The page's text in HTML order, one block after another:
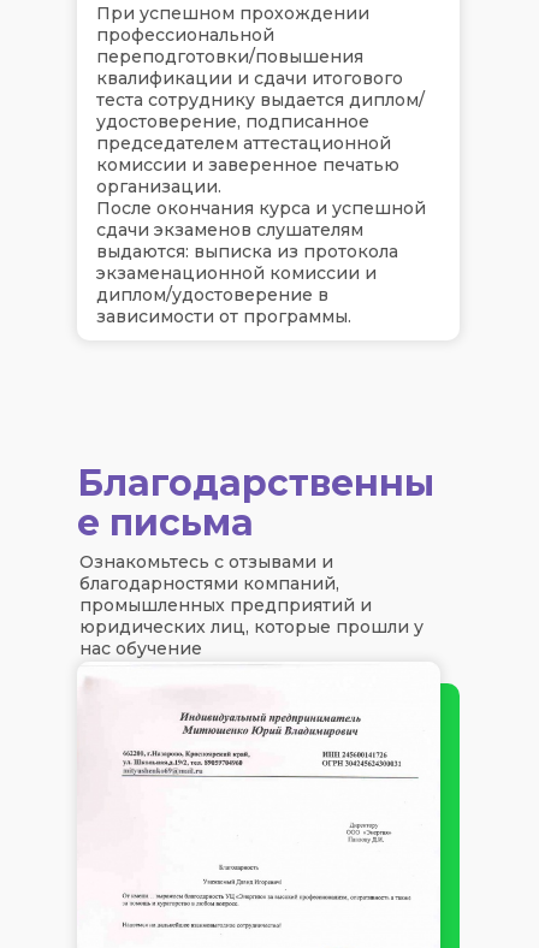
При успешном прохождении
профессиональной
переподготовки/повышения
квалификации и сдачи итогового
теста сотруднику выдается диплом/
удостоверение, подписанное
председателем аттестационной
комиссии и заверенное печатью
организации.
После окончания курса и успешной
сдачи экзаменов слушателям
выдаются: выписка из протокола
экзаменационной комиссии и
диплом/удостоверение в
зависимости от программы.
Благодарственны
е письма
Ознакомьтесь с отзывами и
благодарностями компаний,
промышленных предприятий и
юридических лиц, которые прошли у
нас обучение